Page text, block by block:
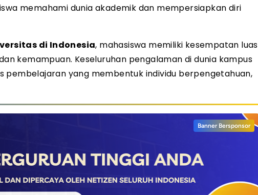
memahami dunia akademik dan mempersiapkan diri
di Indonesia, mahasiswa memiliki kesempatan luas
kemampuan. Keseluruhan pengalaman di dunia kampus
pembelajaran yang membentuk individu berpengetahuan,
Banner Bersponsor